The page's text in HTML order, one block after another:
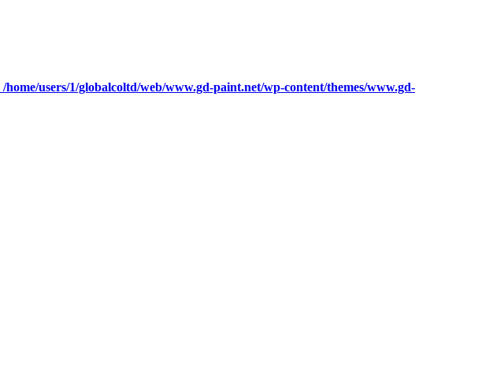
/home/users/1/globalcoltd/web/www.gd-paint.net/wp-content/themes/www.gd-